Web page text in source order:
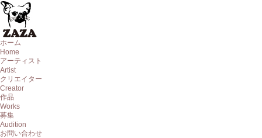
ホーム
Home
アーティスト
Artist
クリエイター
Creator
作品
Works
募集
Audition
お問い合わせ